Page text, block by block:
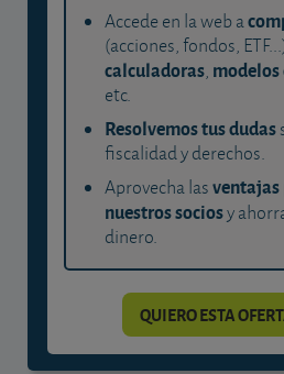
Accede en la web a
(acciones, fondos,
calculadoras,
etc.
Resolvemos tus dudas
fiscalidad y derechos.
Aprovecha lasventajas
nuestros sociosy
dinero.
QUIERO ESTA